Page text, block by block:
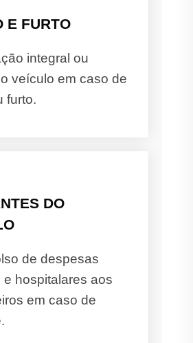
E FURTO
integral ou
veículo em caso de
furto.
DO
de despesas
e hospitalares aos
em caso de